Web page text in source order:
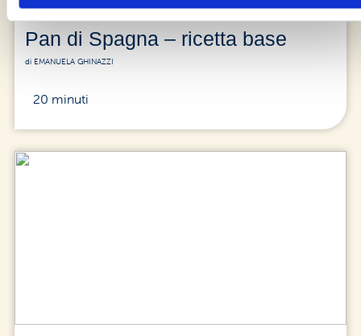
Pan di Spagna – ricetta base
di EMANUELA GHINAZZI
20 minuti